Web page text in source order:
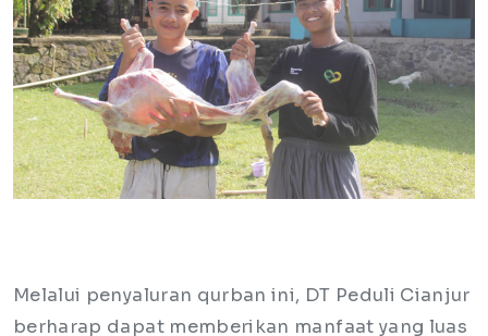
Melalui penyaluran qurban ini, DT Peduli Cianjur
berharap dapat memberikan manfaat yang luas